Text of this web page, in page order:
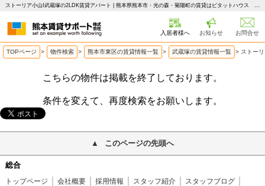
ストーリア小山Ⅰ武蔵塚の2LDK賃貸アパート | 熊本県熊本市・光の森・菊陽町の賃貸はピタットハウス 熊本賃貸サポート
入居者様へ お知らせ お問合せ
TOPページ > 物件検索 > 熊本市東区の賃貸情報一覧 > 武蔵塚の賃貸情報一覧 > ストー
こちらの物件は掲載を終了しております。
条件を変えて、再度検索をお願いします。
このページの先頭へ
総合
トップページ 会社概要 採用情報 スタッフ紹介
スタッフブログ